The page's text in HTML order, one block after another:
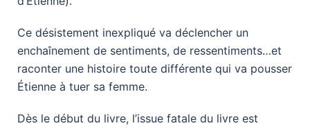
Ce désistement inexpliqué va déclencher un
enchaînement de sentiments, de ressentiments…et
raconter une histoire toute différente qui va pousser
Étienne à tuer sa femme.
Dès le début du livre, l’issue fatale du livre est